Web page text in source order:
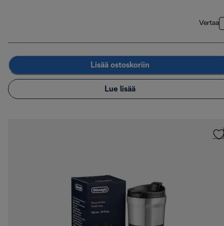
Vertaa
Lisää ostoskoriin
Lue lisää